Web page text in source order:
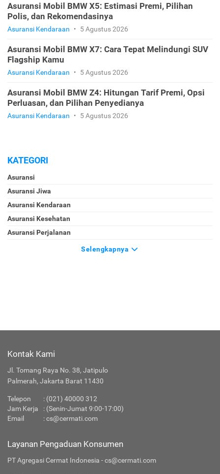
Asuransi Mobil BMW X5: Estimasi Premi, Pilihan
Polis, dan Rekomendasinya
Asuransi Kendaraan • 5 Agustus 2026
Asuransi Mobil BMW X7: Cara Tepat Melindungi SUV
Flagship Kamu
Asuransi Kendaraan • 5 Agustus 2026
Asuransi Mobil BMW Z4: Hitungan Tarif Premi, Opsi
Perluasan, dan Pilihan Penyedianya
Asuransi Kendaraan • 5 Agustus 2026
KATEGORI
Asuransi
Asuransi Jiwa
Asuransi Kendaraan
Asuransi Kesehatan
Asuransi Perjalanan
Selengkapnya
Kontak Kami
Jl. Tomang Raya No. 38, Jatipulo
Palmerah, Jakarta Barat 11430
Telepon : (021) 40000 312
Jam Kerja
: (Senin-Jumat 9:00-17:00)
Email
:cs@cermati.com
Layanan Pengaduan Konsumen
PT Agregasi Cermat Indonesia - cs@cermati.com